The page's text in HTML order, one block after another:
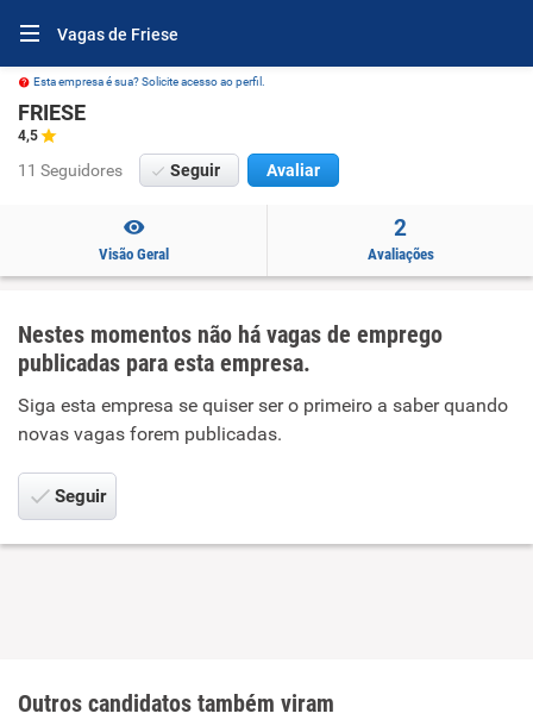
Vagas de Friese
Esta empresa é sua? Solicite acesso ao perfil.
FRIESE
4,5
11 Seguidores Seguir Avaliar
Visão Geral
2
Avaliações
Nestes momentos não há vagas de emprego
publicadas para esta empresa.
Siga esta empresa se quiser ser o primeiro a saber quando
novas vagas forem publicadas.
Seguir
Outros candidatos também viram